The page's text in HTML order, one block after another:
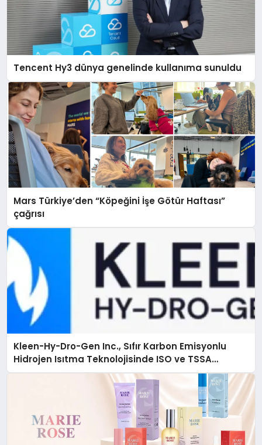
Tencent Hy3 dünya genelinde kullanıma sunuldu
Mars Türkiye’den “Köpeğini İşe Götür Haftası”
çağrısı
Kleen-Hy-Dro-Gen Inc., Sıfır Karbon Emisyonlu
Hidrojen Isıtma Teknolojisinde ISO ve TSSA
Düzenleyici Onaylarını Aldı